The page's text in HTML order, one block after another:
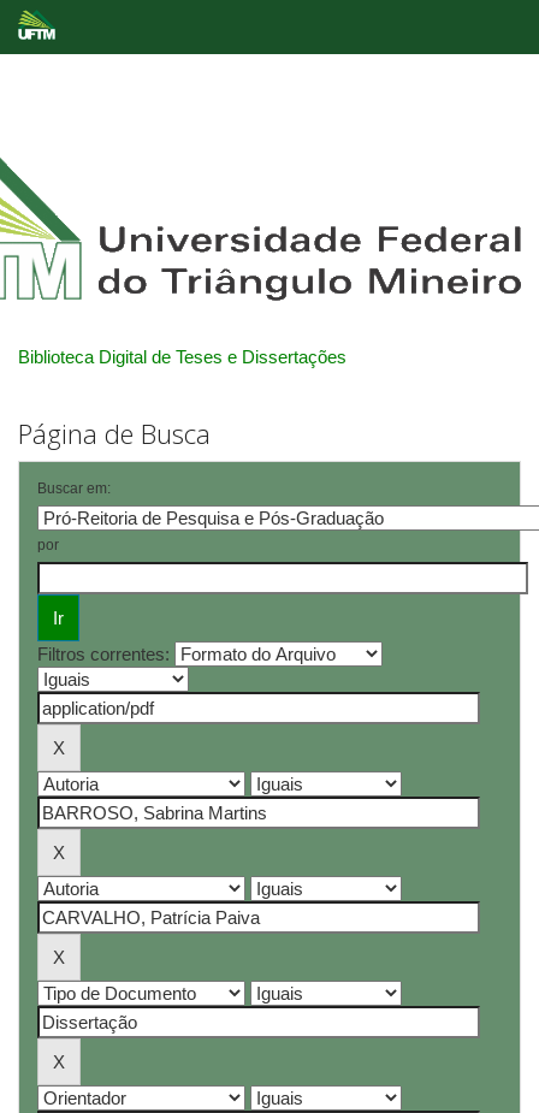
Biblioteca Digital de Teses e Dissertações
Página de Busca
Buscar em:
por
Filtros correntes: